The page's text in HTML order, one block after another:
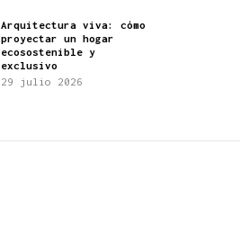
Arquitectura viva: cómo
proyectar un hogar
ecosostenible y
exclusivo
29 julio 2026